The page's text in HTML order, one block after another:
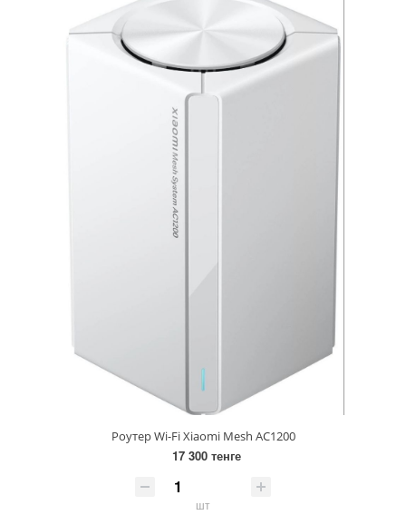
Роутер Wi-Fi Xiaomi Mesh AC1200
17 300 тенге
шт